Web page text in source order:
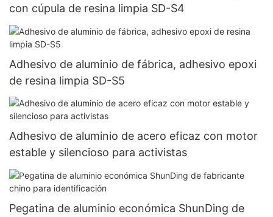
con cúpula de resina limpia SD-S4
Adhesivo de aluminio de fábrica, adhesivo epoxi
de resina limpia SD-S5
Adhesivo de aluminio de acero eficaz con motor
estable y silencioso para activistas
Pegatina de aluminio económica ShunDing de